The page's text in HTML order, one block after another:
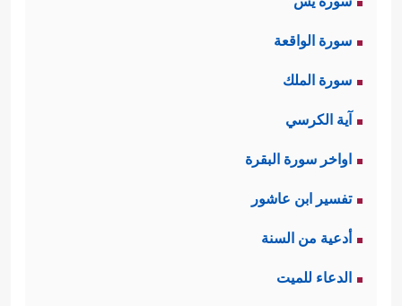
سورة الواقعة
سورة الملك
آية الكرسي
اواخر سورة البقرة
تفسير ابن عاشور
أدعية من السنة
الدعاء للميت